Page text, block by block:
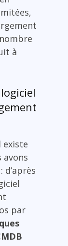
à
existe
avons
d’après
par